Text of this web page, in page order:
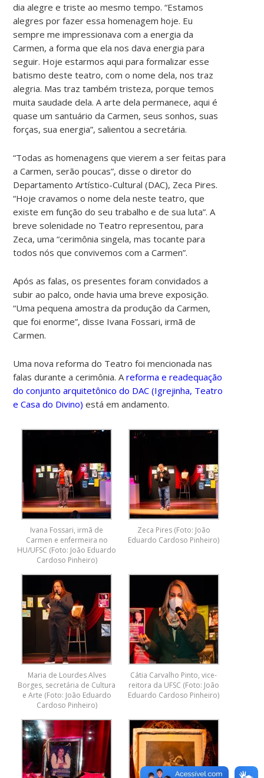
dia alegre e triste ao mesmo tempo. “Estamos
alegres por fazer essa homenagem hoje. Eu
sempre me impressionava com a energia da
Carmen, a forma que ela nos dava energia para
seguir. Hoje estarmos aqui para formalizar esse
batismo deste teatro, com o nome dela, nos traz
alegria. Mas traz também tristeza, porque temos
muita saudade dela. A arte dela permanece, aqui é
quase um santuário da Carmen, seus sonhos, suas
forças, sua energia”, salientou a secretária.
“Todas as homenagens que vierem a ser feitas para
a Carmen, serão poucas”, disse o diretor do
Departamento Artístico-Cultural (DAC), Zeca Pires.
“Hoje cravamos o nome dela neste teatro, que
existe em função do seu trabalho e de sua luta”. A
breve solenidade no Teatro representou, para
Zeca, uma “cerimônia singela, mas tocante para
todos nós que convivemos com a Carmen”.
Após as falas, os presentes foram convidados a
subir ao palco, onde havia uma breve exposição.
“Uma pequena amostra da produção da Carmen,
que foi enorme”, disse Ivana Fossari, irmã de
Carmen.
Uma nova reforma do Teatro foi mencionada nas
falas durante a cerimônia. Areforma e readequação
do conjunto arquitetônico do DAC (Igrejinha, Teatro
e Casa do Divino) está em andamento.
Ivana Fossari, irmã de
Carmen e enfermeira no
HU/UFSC (Foto: João Eduardo
Cardoso Pinheiro)
Zeca Pires (Foto: João
Eduardo Cardoso Pinheiro)
Maria de Lourdes Alves
Borges, secretária de Cultura
e Arte (Foto: João Eduardo
Cardoso Pinheiro)
Cátia Carvalho Pinto, vice-
reitora da UFSC (Foto: João
Eduardo Cardoso Pinheiro)